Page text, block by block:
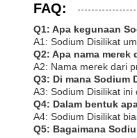
FAQ:
Q1: Apa kegunaan
A1: Sodium Disilikat
Q2: Apa nama
A2: Nama merek dari
Q3: Di mana
A3: Sodium Disilikat ini
Q4: Dalam bentuk
A4: Sodium Disilikat
Q5: Bagaimana